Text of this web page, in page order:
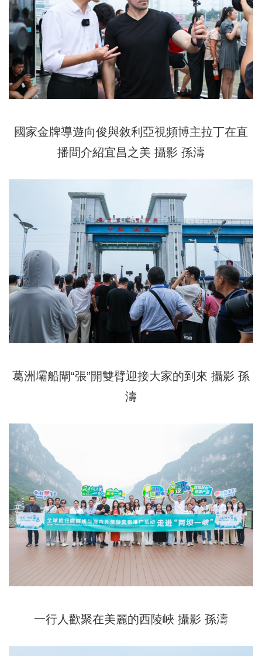
國家金牌導遊向俊與敘利亞視頻博主拉丁在直
播間介紹宜昌之美 攝影 孫濤
葛洲壩船閘“張”開雙臂迎接大家的到來 攝影 孫
濤
一行人歡聚在美麗的西陵峽 攝影 孫濤